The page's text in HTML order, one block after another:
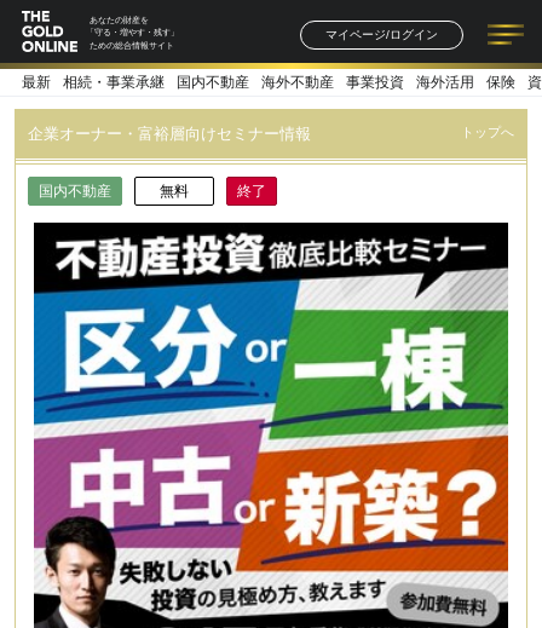
あなたの財産を
「守る・増やす・残す」
ための総合情報サイト
マイページ/ログイン
記事一覧 連載一覧
著者一覧 書籍一覧
最新 相続・事業承継 国内不動産 海外不動産 事業投資 海外活用 保険
企業オーナー・富裕層向けセミナー情報 トップへ
国内不動産 無料 終了